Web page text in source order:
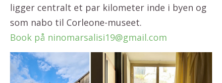
ligger centralt et par kilometer inde i byen og
som nabo til Corleone-museet.
Book på ninomarsalisi19@gmail.com